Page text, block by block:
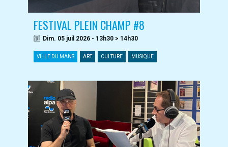
FESTIVAL PLEIN CHAMP #8
Dim. 05 juil 2026 - 13h30 > 14h30
VILLE DU MANS ART CULTURE MUSIQUE